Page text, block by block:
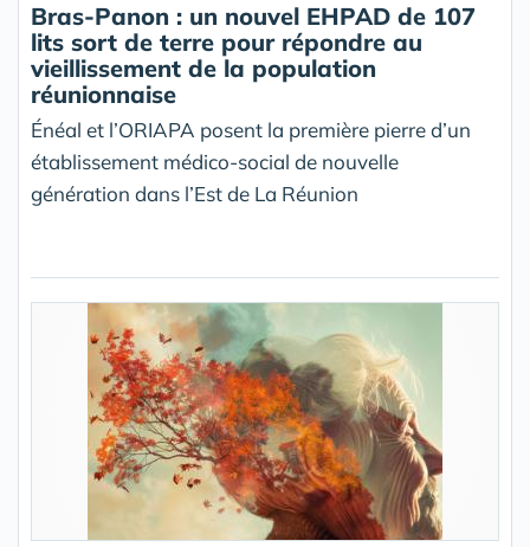
Bras-Panon : un nouvel EHPAD de 107
lits sort de terre pour répondre au
vieillissement de la population
réunionnaise
Énéal et l’ORIAPA posent la première pierre d’un
établissement médico-social de nouvelle
génération dans l’Est de La Réunion